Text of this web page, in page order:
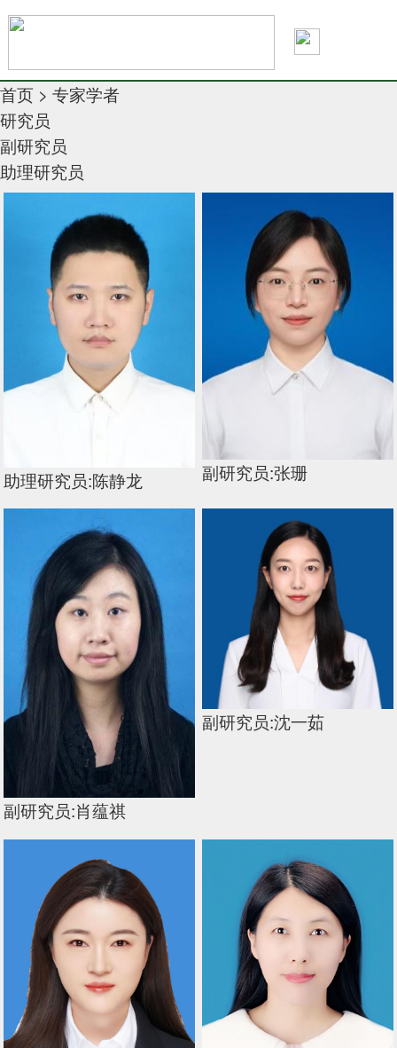
首页 > 专家学者
研究员
副研究员
助理研究员
助理研究员:陈静龙 副研究员:张珊
副研究员:肖蕴祺
副研究员:沈一茹